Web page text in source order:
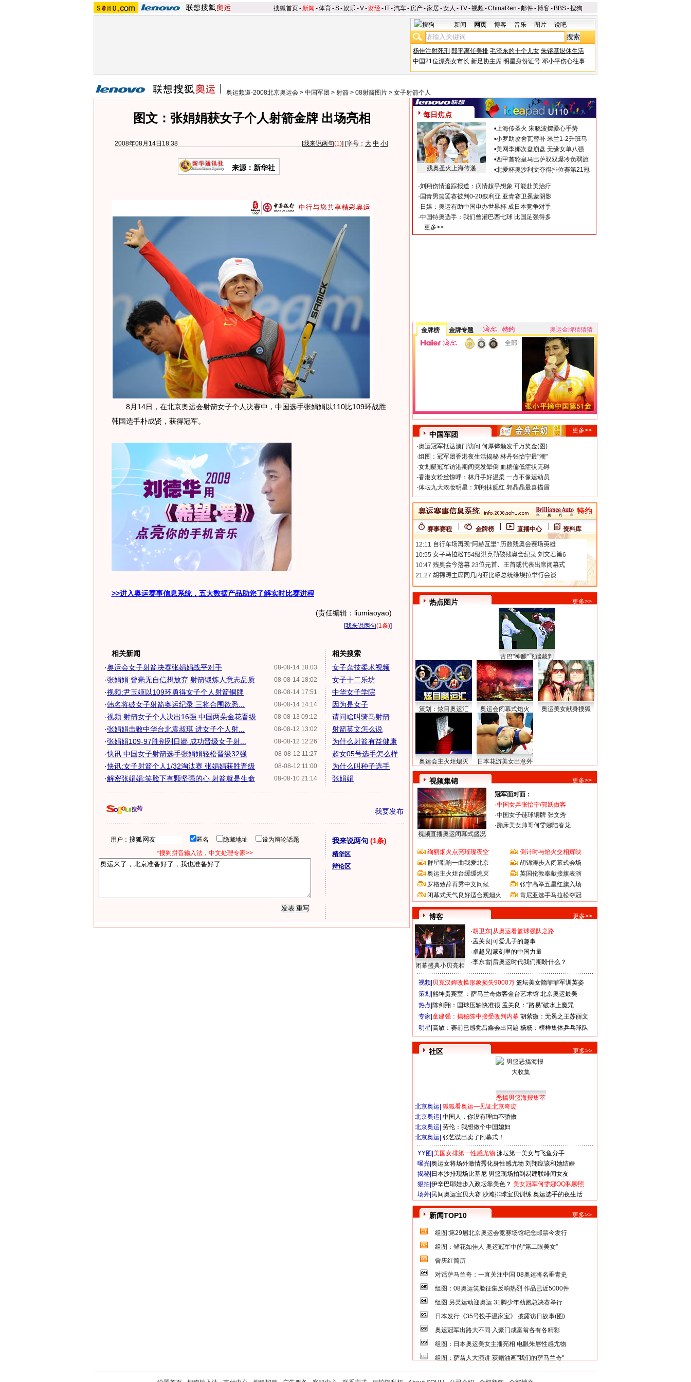
搜狐首页-新闻 -体育-S-娱乐-V- 财经- IT-汽车- 房产-家居-女人 -TV-视频-ChinaRen -邮件-博客- BBS-搜狗
新闻 网页 博客 音乐 图片 说吧
杨佳注射死刑 郎平离任美排 毛泽东的十个儿女 朱镕基退休生活
中国21位漂亮女市长 新足协主席 明星身份证号 邓小平伤心往事
奥运频道-2008北京奥运会 > 中国军团 > 射箭 > 08射箭图片 > 女子射箭个人
图文：张娟娟获女子个人射箭金牌 出场亮相
2008年08月14日18:38 [我来说两句(1)] [字号： 大 中 小]
来源：新华社
8月14日，在北京奥运会射箭女子个人决赛中，中国选手张娟娟以110比109环战胜
韩国选手朴成贤，获得冠军。
>>进入奥运赛事信息系统，五大数据产品助您了解实时比赛进程
(责任编辑：liumiaoyao)
[我来说两句(1条)]
相关新闻
08-08-14 18:03
·奥运会女子射箭决赛张娟娟战平对手
08-08-14 18:02
·张娟娟:曾毫无自信想放弃 射箭锻炼人意志品质
08-08-14 17:51
·视频:尹玉姬以109环勇得女子个人射箭铜牌
08-08-14 14:14
·韩名将破女子射箭奥运纪录 三将合围欲悉...
08-08-13 09:12
·视频:射箭女子个人决出16强 中国两朵金花晋级
08-08-12 13:02
·张娟娟击败中华台北袁叔琪 进女子个人射...
08-08-12 12:26
·张娟娟109-97胜别列日娜 成功晋级女子射...
08-08-12 11:27
·快讯:中国女子射箭选手张娟娟轻松晋级32强
08-08-12 11:00
·快讯:女子射箭个人1/32淘汰赛 张娟娟获胜晋级
08-08-10 21:14
·解密张娟娟:笑脸下有颗坚强的心 射箭就是生命
相关搜索
女子杂技柔术视频
女子十二乐坊
中华女子学院
因为是女子
请问啥叫骑马射箭
射箭英文怎么说
为什么射箭有益健康
超女05号选手怎么样
为什么叫种子选手
张娟娟
我要发布
用户： 匿名 隐藏地址
设为辩论话题
*搜狗拼音输入法，中文处理专家>>
我来说两句 (1条)
精华区
辩论区
每日焦点
残奥圣火上海传递
•上海传圣火 宋晓波摆爱心手势
•小罗助攻舍瓦替补 米兰1-2升班马
•美网李娜次盘崩盘 无缘女单八强
•西甲首轮皇马巴萨双双爆冷负弱旅
•北爱杯奥沙利文夺得排位赛第21冠
·刘翔伤情追踪报道：病情超乎想象 可能赴美治疗
· 国青男篮罢赛被判0-20叙利亚 亚青赛卫冕蒙阴影
· 日媒：奥运有助中国申办世界杯 成日本竞争对手
·中国特奥选手：我们曾灌巴西七球 比国足强得多
更多>>
金牌榜 金牌专题 特约
奥运金牌猜猜猜
全部
中国军团
更多>>
·奥运冠军抵达澳门访问 何厚铧颁发千万奖金(图)
·组图：冠军团香港夜生活揭秘 林丹张怡宁最"潮"
·女划艇冠军访港期间突发晕倒 血糖偏低症状无碍
·香港女粉丝惊呼：林丹手好温柔 一点不像运动员
·体坛九大浓妆明星：刘翔抹腮红 郭晶晶最喜描眉
赛事赛程 金牌榜 直播中心 资料库
热点图片 更多>>
古巴"神腿"飞踹裁判
策划：炫目奥运汇 奥运会闭幕式焰火 奥运美女献身搜狐
奥运会主火炬熄灭 日本花游美女出意外
视频集锦 更多>>
视频直播奥运闭幕式盛况
冠军面对面：
·中国女乒张怡宁/郭跃做客
·中国女子链球铜牌 张文秀
·蹦床美女帅哥何雯娜陆春龙
绚丽烟火点亮璀璨夜空
群星唱响一曲我爱北京
奥运主火炬台缓缓熄灭
罗格致辞再秀中文问候
闭幕式天气良好适合观烟火
倒计时与焰火交相辉映
胡锦涛步入闭幕式会场
英国伦敦奉献接旗表演
张宁高举五星红旗入场
肯尼亚选手马拉松夺冠
博客 更多>>
闭幕盛典小贝亮相
·胡卫东 从奥运看篮球强队之路
·孟关良 可爱儿子的趣事
·卓越兄 篆刻里的中国力量
·李东雷 后奥运时代我们期盼什么？
视频| 贝克汉姆改换形象损失9000万 篮坛美女隋菲菲军训英姿
策划| 熙坤贵宾室 ：萨马兰奇做客金台艺术馆 北京奥运最美
热点| 陈剑翔：国球压轴快准很 孟关良：“路易”破水上魔咒
专家| 童建强：揭秘陈中接受改判内幕 胡紫微：无冕之王苏丽文
明星| 高敏：赛前已感觉吕鑫会出问题 杨杨：榜样集体乒乓球队
社区 更多>>
恶搞男篮海报集萃
北京奥运 狐狐看奥运—见证北京奇迹
北京奥运 中国人，你没有理由不骄傲
北京奥运 劳伦：我想做个中国媳妇
北京奥运 张艺谋出卖了闭幕式！
YY图| 美国女排第一性感尤物 泳坛第一美女与飞鱼分手
曝光| 奥运女将场外激情秀化身性感尤物 刘翔应该和她结婚
揭秘| 日本沙排现场比基尼 男篮现场拍到易建联绯闻女友
狠拍| 伊辛巴耶娃步入政坛靠美色？ 美女冠军何雯娜QQ私聊照
场外| 民间奥运宝贝大赛 沙滩排球宝贝训练 奥运选手的夜生活
新闻TOP10 更多>>
组图:第29届北京奥运会竞赛场馆纪念邮票今发行
组图：鲜花如佳人 奥运冠军中的“第二眼美女”
曾庆红简历
对话萨马兰奇：一直关注中国 08奥运将名垂青史
组图：08奥运笑脸征集反响热烈 作品已近5000件
组图:另类运动迎奥运 31脚少年劲跑总决赛举行
日本发行《35号投手温家宝》 披露访日故事(图)
奥运冠军出路大不同 入豪门成富翁各有各精彩
组图：日本奥运美女主播亮相 电眼朱唇性感尤物
组图：萨翁人大演讲 获赠油画"我们的萨马兰奇"